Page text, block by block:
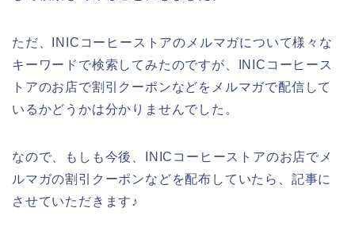
ただ、INICコーヒーストアのメルマガについて様々な
キーワードで検索してみたのですが、INICコーヒース
トアのお店で割引クーポンなどをメルマガで配信して
いるかどうかは分かりませんでした。
なので、もしも今後、INICコーヒーストアのお店でメ
ルマガの割引クーポンなどを配布していたら、記事に
させていただきます♪